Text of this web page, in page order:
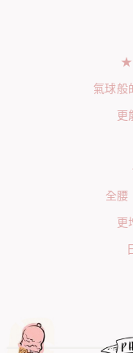
★
氣球般
更
全腰
更